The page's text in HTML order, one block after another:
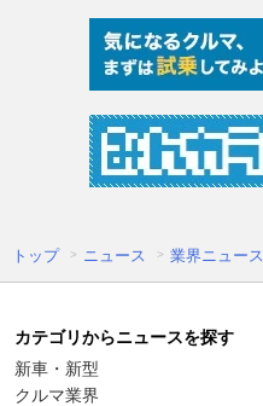
トップ ニュース 業界ニュース
カテゴリからニュースを探す
新車・新型
クルマ業界